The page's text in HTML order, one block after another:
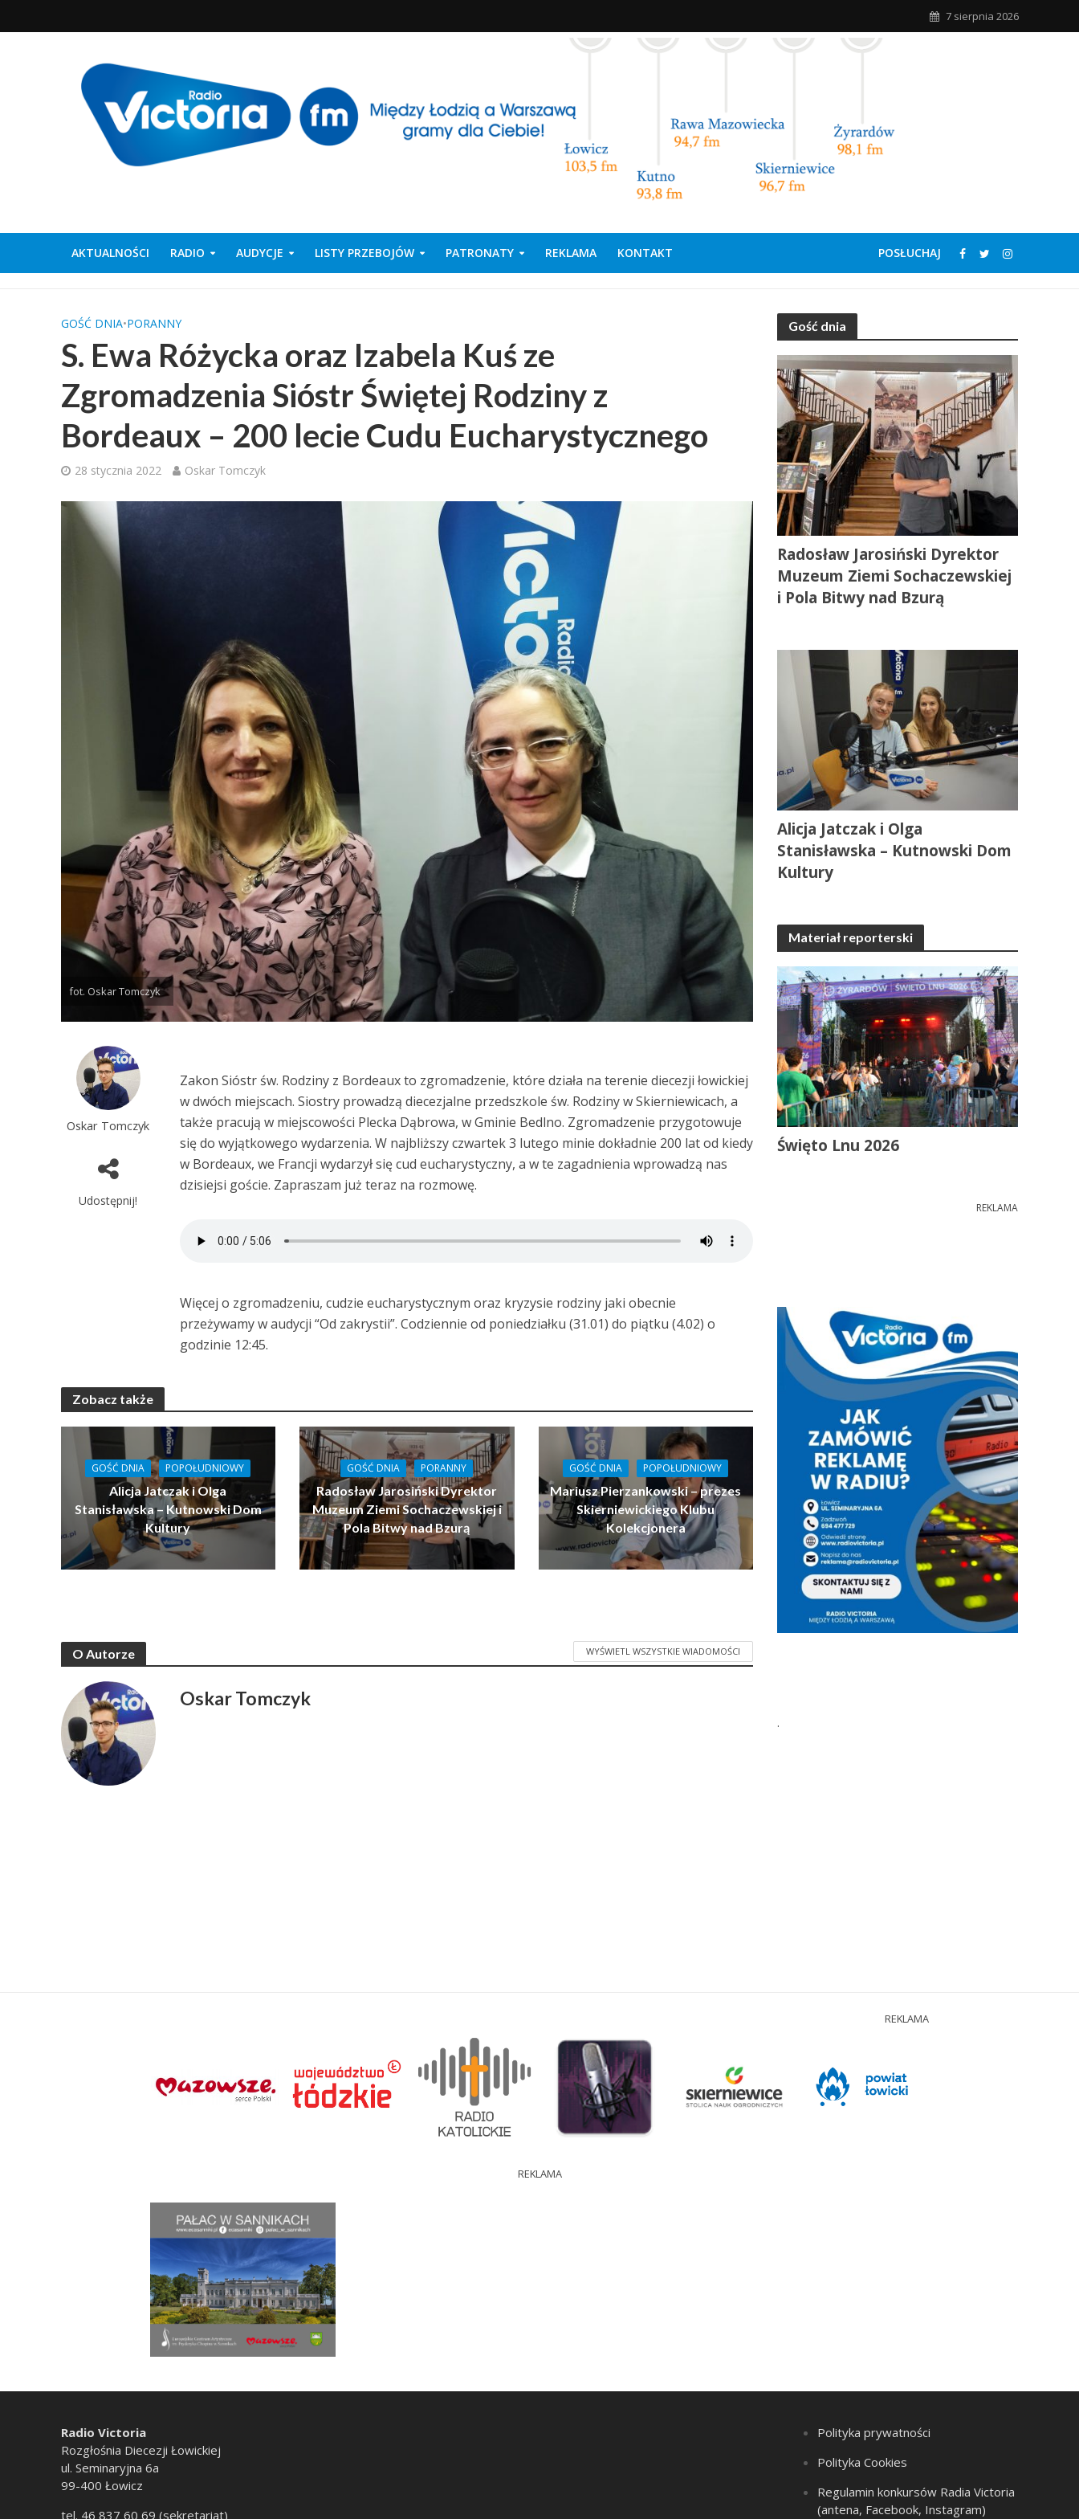
7 sierpnia 2026
AKTUALNOŚCI RADIO AUDYCJE LISTY PRZEBOJÓW PATRONATY REKLAMA KONTAKT POSŁUCHAJ
GOŚĆ DNIA•PORANNY
S. Ewa Różycka oraz Izabela Kuś ze
Zgromadzenia Sióstr Świętej Rodziny z
Bordeaux – 200 lecie Cudu Eucharystycznego
28 stycznia 2022 Oskar Tomczyk
fot. Oskar Tomczyk
Oskar Tomczyk
Udostępnij!
Zakon Sióstr św. Rodziny z Bordeaux to zgromadzenie, które działa na terenie diecezji łowickiej
w dwóch miejscach. Siostry prowadzą diecezjalne przedszkole św. Rodziny w Skierniewicach, a
także pracują w miejscowości Plecka Dąbrowa, w Gminie Bedlno. Zgromadzenie przygotowuje
się do wyjątkowego wydarzenia. W najbliższy czwartek 3 lutego minie dokładnie 200 lat od kiedy
w Bordeaux, we Francji wydarzył się cud eucharystyczny, a w te zagadnienia wprowadzą nas
dzisiejsi goście. Zapraszam już teraz na rozmowę.
Więcej o zgromadzeniu, cudzie eucharystycznym oraz kryzysie rodziny jaki obecnie
przeżywamy w audycji “Od zakrystii”. Codziennie od poniedziałku (31.01) do piątku (4.02) o
godzinie 12:45.
Zobacz także
GOŚĆ DNIA POPOŁUDNIOWY
Alicja Jatczak i Olga
Stanisławska – Kutnowski Dom
Kultury
GOŚĆ DNIA PORANNY
Radosław Jarosiński Dyrektor
Muzeum Ziemi Sochaczewskiej i
Pola Bitwy nad Bzurą
GOŚĆ DNIA POPOŁUDNIOWY
Mariusz Pierzankowski – prezes
Skierniewickiego Klubu
Kolekcjonera
O Autorze WYŚWIETL WSZYSTKIE WIADOMOŚCI
Oskar Tomczyk
Gość dnia
Radosław Jarosiński Dyrektor
Muzeum Ziemi Sochaczewskiej
i Pola Bitwy nad Bzurą
Alicja Jatczak i Olga
Stanisławska – Kutnowski Dom
Kultury
Materiał reporterski
Święto Lnu 2026
REKLAMA
.
REKLAMA
REKLAMA
Radio Victoria
Rozgłośnia Diecezji Łowickiej
ul. Seminaryjna 6a
99-400 Łowicz
tel. 46 837 60 69 (sekretariat)
Polityka prywatności
Polityka Cookies
Regulamin konkursów Radia Victoria
(antena, Facebook, Instagram)